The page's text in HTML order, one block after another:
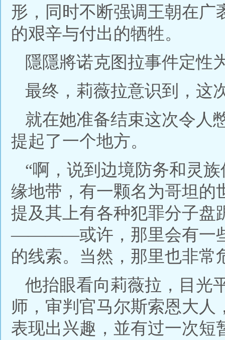
形，同时不断强调王朝在广
的艰辛与付出的牺牲。
隱隱將诺克图拉事件定性
最终，莉薇拉意识到，这
就在她准备结束这次令人
提起了一个地方。
“啊，说到边境防务和
缘地带，有一颗名为哥坦的
提及其上有各种犯罪分子盘
————或许，那里会有一
的线索。当然，那里也非常
他抬眼看向莉薇拉，目光
师，审判官马尔斯索恩大
表现出兴趣，並有过一次